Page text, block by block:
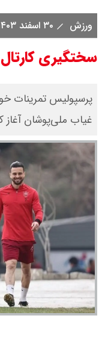
ورزش ۳۰ اسفند ۱۴۰۳
سختگیری
پرسپولیس تمرینات
غیاب ملی‌پوشان آغاز